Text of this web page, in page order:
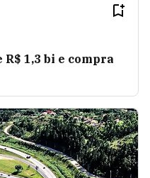
1,3 bi e compra